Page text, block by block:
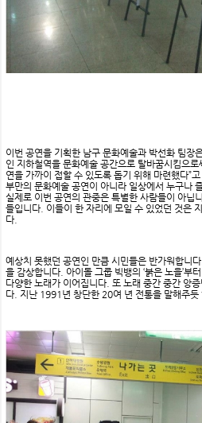
이번 공연을 기획한 남구 문화예술과 박선화 팀장
인 지하철역을 문화예술 공간으로 탈바꿈시킴으
연을 가까이 접할 수 있도록 돕기 위해 마련했다”
부만의 문화예술 공연이 아니라 일상에서 누구나
실제로 이번 공연의 관중은 특별한 사람들이 아닙
들입니다. 이들이 한 자리에 모일 수 있었던 것은
다.
예상치 못했던 공연인 만큼 시민들은 반가워합니
을 감상합니다. 아이돌 그룹 빅뱅의 ‘붉은 노을’부
다양한 노래가 이어집니다. 또 노래 중간 중간 앙
다. 지난 1991년 창단한 20여 년 전통을 말해주듯